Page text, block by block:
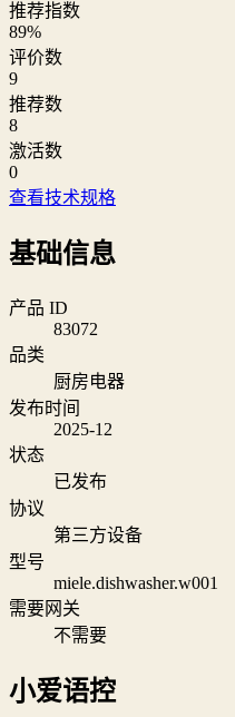
推荐指数
89%
评价数
9
推荐数
8
激活数
0
查看技术规格
基础信息
产品 ID
83072
品类
厨房电器
发布时间
2025-12
状态
已发布
协议
第三方设备
型号
miele.dishwasher.w001
需要网关
不需要
小爱语控